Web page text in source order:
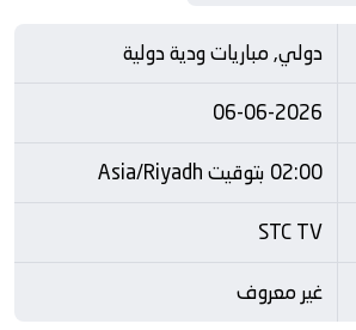
دولي, مباريات ودية دولية
06-06-2026
02:00 بتوقيت Asia/Riyadh
STC TV
غير معروف